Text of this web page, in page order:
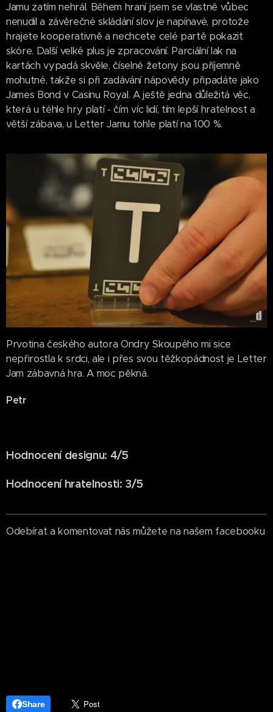
Jamu zatím nehrál. Během hraní jsem se vlastně vůbec
nenudil a závěrečné skládání slov je napínavé, protože
hrajete kooperativně a nechcete celé partě pokazit
skóre. Další velké plus je zpracování. Parciální lak na
kartách vypadá skvěle, číselné žetony jsou příjemně
mohutné, takže si při zadávání nápovědy připadáte jako
James Bond v Casinu Royal. A ještě jedna důležitá věc,
která u téhle hry platí - čím víc lidí, tím lepší hratelnost a
větší zábava, u Letter Jamu tohle platí na 100 %.
Prvotina českého autora Ondry Skoupého mi sice
nepřirostla k srdci, ale i přes svou těžkopádnost je Letter
Jam zábavná hra. A moc pěkná.
Petr
Hodnocení designu: 4/5
Hodnocení hratelnosti: 3/5
Odebírat a komentovat nás můžete na našem facebooku
Share